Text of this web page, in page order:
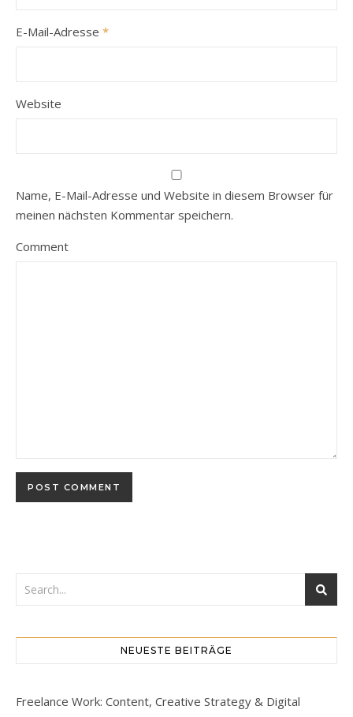
E-Mail-Adresse *
Website
Name, E-Mail-Adresse und Website in diesem Browser für
meinen nächsten Kommentar speichern.
Comment
NEUESTE BEITRÄGE
Freelance Work: Content, Creative Strategy & Digital